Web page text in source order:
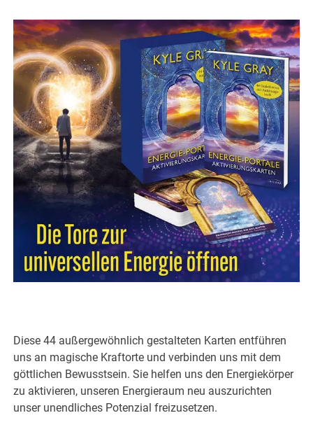
Diese 44 außergewöhnlich gestalteten Karten entführen
uns an magische Kraftorte und verbinden uns mit dem
göttlichen Bewusstsein. Sie helfen uns den Energiekörper
zu aktivieren, unseren Energieraum neu auszurichten
unser unendliches Potenzial freizusetzen.